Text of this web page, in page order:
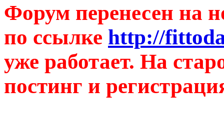
Форум перенесен на
по ссылке http://
уже работает. На
постинг и